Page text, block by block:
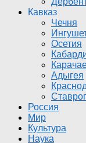
Кавказ
Чечня
Осетия
Адыгея
Россия
Мир
Культура
Наука